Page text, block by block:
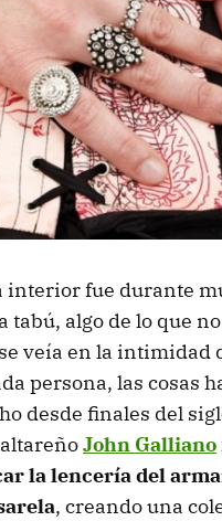
interior fue durante
tabú, algo de lo que
veía en la intimidad
persona, las cosas
desde finales del
John Galliano
la lencería del
, creando una